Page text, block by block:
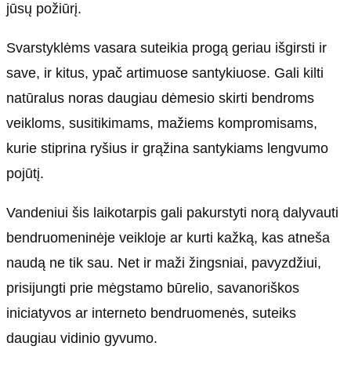
jūsų požiūrį.
Svarstyklėms vasara suteikia progą geriau išgirsti ir
save, ir kitus, ypač artimuose santykiuose. Gali kilti
natūralus noras daugiau dėmesio skirti bendroms
veikloms, susitikimams, mažiems kompromisams,
kurie stiprina ryšius ir grąžina santykiams lengvumo
pojūtį.
Vandeniui šis laikotarpis gali pakurstyti norą dalyvauti
bendruomeninėje veikloje ar kurti kažką, kas atneša
naudą ne tik sau. Net ir maži žingsniai, pavyzdžiui,
prisijungti prie mėgstamo būrelio, savanoriškos
iniciatyvos ar interneto bendruomenės, suteiks
daugiau vidinio gyvumo.